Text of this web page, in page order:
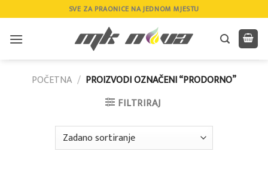
to
content
SVE ZA PRAONICE NA JEDNOM MJESTU
POČETNA / PROIZVODI OZNAČENI “PRODORNO”
FILTRIRAJ